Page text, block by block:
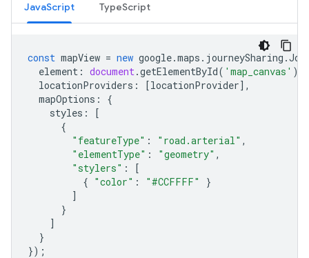
JavaScript TypeScript
const mapView = new google.maps . journeySharing .
element : document.getElementById( 'map_canvas' ),
locationProviders : [locationProvider],
mapOptions :
{
styles :
[
{
"featureType" : "road.arterial" ,
"elementType" : "geometry" ,
"stylers" :
[
{ "color" : "#CCFFFF"
}
]
}
]
}
});